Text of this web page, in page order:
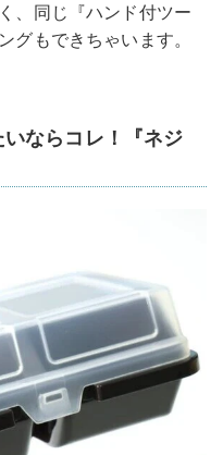
、同じ『ハンド付ツー
グもできちゃいます。
ならコレ！『ネジ